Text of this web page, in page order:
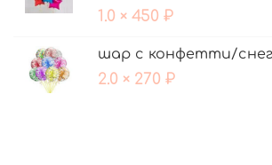
1.0 × 450 ₽
шар с конфетти/снег
2.0 × 270 ₽